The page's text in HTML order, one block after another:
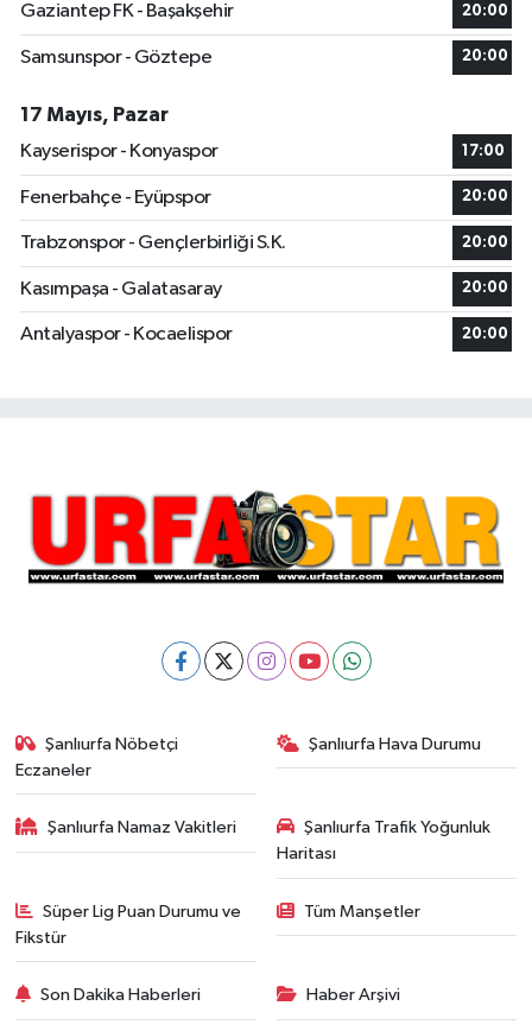
Gaziantep FK - Başakşehir 20:00
Samsunspor - Göztepe 20:00
17 Mayıs, Pazar
Kayserispor - Konyaspor
17:00
Fenerbahçe - Eyüpspor 20:00
Trabzonspor - Gençlerbirliği S.K. 20:00
Kasımpaşa - Galatasaray 20:00
Antalyaspor - Kocaelispor 20:00
Şanlıurfa Nöbetçi
Eczaneler
Şanlıurfa Hava Durumu
Şanlıurfa Namaz Vakitleri
Şanlıurfa Trafik Yoğunluk
Haritası
Süper Lig Puan Durumu ve
Fikstür
Tüm Manşetler
Son Dakika Haberleri Haber Arşivi